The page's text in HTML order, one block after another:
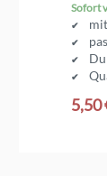
Sofort
5,50